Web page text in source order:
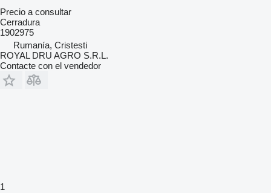
Precio a consultar
Cerradura
1902975
Rumanía, Cristesti
ROYAL DRU AGRO S.R.L.
Contacte con el vendedor
1